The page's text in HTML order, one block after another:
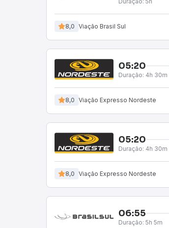
8,0 Viação Brasil Sul
05:20
Duração: 4h 30m
8,0 Viação Expresso Nordeste
05:20
Duração: 4h 30m
8,0 Viação Expresso Nordeste
06:55
Duração: 5h 5m